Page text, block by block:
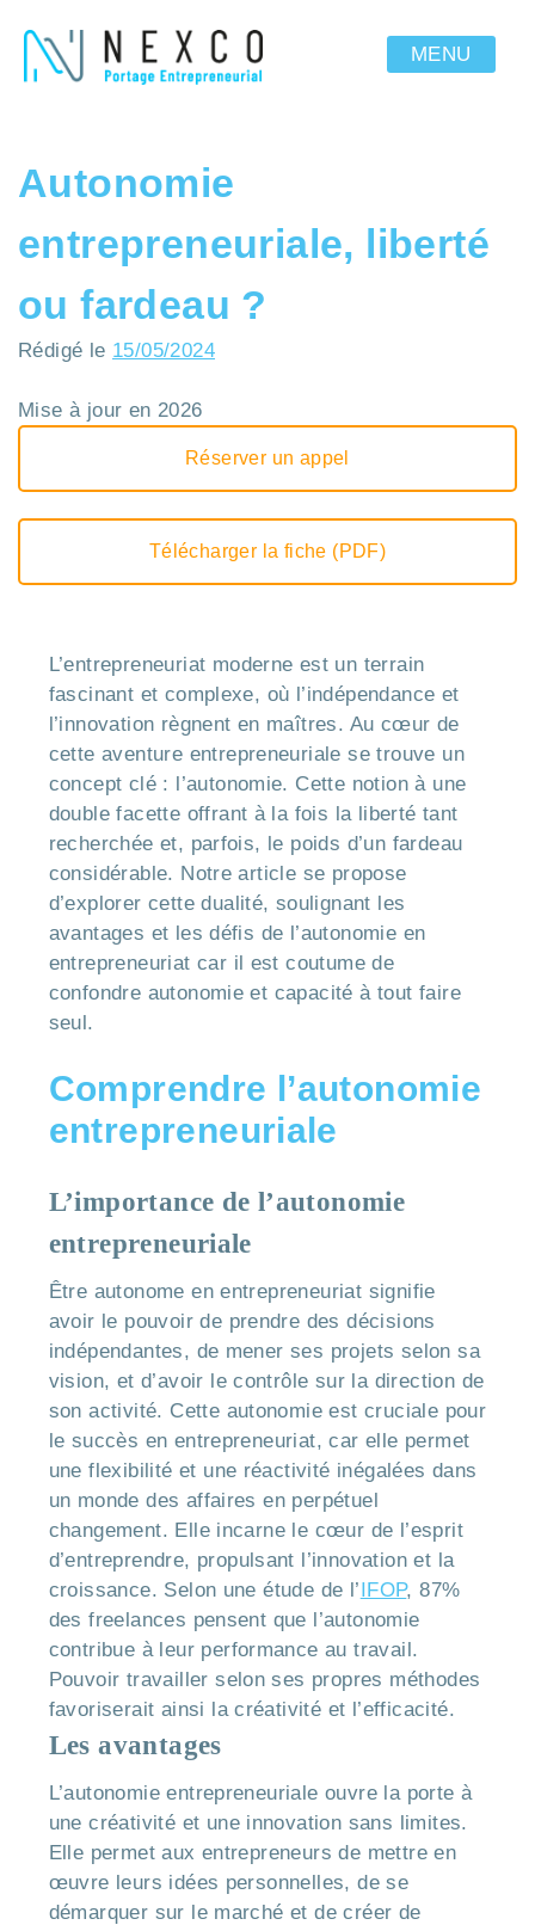
MENU
Autonomie
entrepreneuriale, liberté
ou fardeau ?
Rédigé le 15/05/2024
Mise à jour en 2026
Réserver un appel
Télécharger la fiche (PDF)
L’entrepreneuriat moderne est un terrain
fascinant et complexe, où l’indépendance et
l’innovation règnent en maîtres. Au cœur de
cette aventure entrepreneuriale se trouve un
concept clé : l’autonomie. Cette notion à une
double facette offrant à la fois la liberté tant
recherchée et, parfois, le poids d’un fardeau
considérable. Notre article se propose
d’explorer cette dualité, soulignant les
avantages et les défis de l’autonomie en
entrepreneuriat car il est coutume de
confondre autonomie et capacité à tout faire
seul.
Comprendre l’autonomie
entrepreneuriale
L’importance de l’autonomie
entrepreneuriale
Être autonome en entrepreneuriat signifie
avoir le pouvoir de prendre des décisions
indépendantes, de mener ses projets selon sa
vision, et d’avoir le contrôle sur la direction de
son activité. Cette autonomie est cruciale pour
le succès en entrepreneuriat, car elle permet
une flexibilité et une réactivité inégalées dans
un monde des affaires en perpétuel
changement. Elle incarne le cœur de l’esprit
d’entreprendre, propulsant l’innovation et la
croissance. Selon une étude de l’IFOP, 87%
des freelances pensent que l’autonomie
contribue à leur performance au travail.
Pouvoir travailler selon ses propres méthodes
favoriserait ainsi la créativité et l’efficacité.
Les avantages
L’autonomie entrepreneuriale ouvre la porte à
une créativité et une innovation sans limites.
Elle permet aux entrepreneurs de mettre en
œuvre leurs idées personnelles, de se
démarquer sur le marché et de créer de